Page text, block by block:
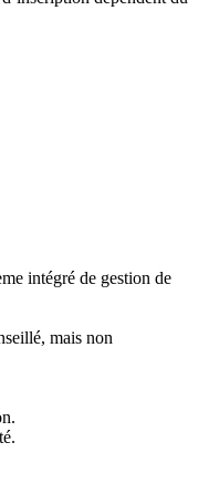
intégré de gestion de
mais non